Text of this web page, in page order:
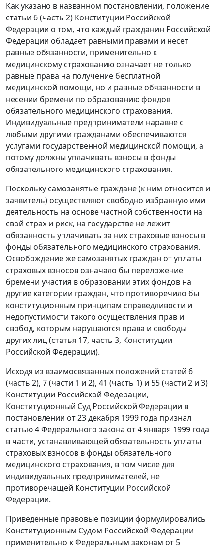
Как указано в названном постановлении, положение
статьи 6 (часть 2) Конституции Российской
Федерации о том, что каждый гражданин Российской
Федерации обладает равными правами и несет
равные обязанности, применительно к
медицинскому страхованию означает не только
равные права на получение бесплатной
медицинской помощи, но и равные обязанности в
несении бремени по образованию фондов
обязательного медицинского страхования.
Индивидуальные предприниматели наравне с
любыми другими гражданами обеспечиваются
услугами государственной медицинской помощи, а
потому должны уплачивать взносы в фонды
обязательного медицинского страхования.
Поскольку самозанятые граждане (к ним относится и
заявитель) осуществляют свободно избранную ими
деятельность на основе частной собственности на
свой страх и риск, на государстве не лежит
обязанность уплачивать за них страховые взносы в
фонды обязательного медицинского страхования.
Освобождение же самозанятых граждан от уплаты
страховых взносов означало бы переложение
бремени участия в образовании этих фондов на
другие категории граждан, что противоречило бы
конституционным принципам справедливости и
недопустимости такого осуществления прав и
свобод, которым нарушаются права и свободы
других лиц (статья 17, часть 3, Конституции
Российской Федерации).
Исходя из взаимосвязанных положений статей 6
(часть 2), 7 (части 1 и 2), 41 (часть 1) и 55 (части 2 и 3)
Конституции Российской Федерации,
Конституционный Суд Российской Федерации в
постановлении от 23 декабря 1999 года признал
статью 4Федерального закона от 4 января 1999 года
в части, устанавливающей обязательность уплаты
страховых взносов в фонды обязательного
медицинского страхования, в том числе для
индивидуальных предпринимателей, не
противоречащей Конституции Российской
Федерации.
Приведенные правовые позиции формулировались
Конституционным Судом Российской Федерации
применительно к Федеральным законам от 5